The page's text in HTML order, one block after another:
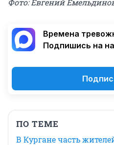
Фото: Евгений
Времена
Подпишись на
ПО ТЕМЕ
В Кургане часть